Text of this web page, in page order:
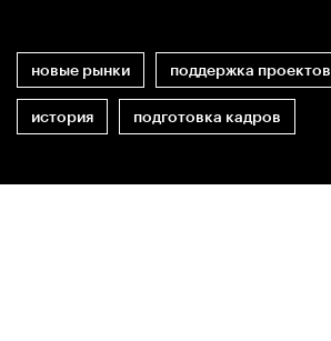
новые рынки поддержка проектов
история подготовка кадров